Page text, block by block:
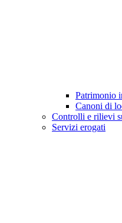
Patrimonio
Canoni di
Controlli e rilievi
Servizi erogati